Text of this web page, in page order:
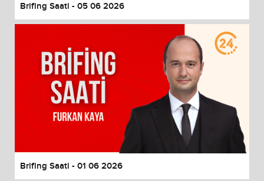
Brifing Saati - 05 06 2026
Brifing Saati - 01 06 2026